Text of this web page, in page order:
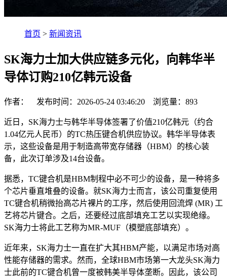
首页 > 新闻资讯
SK海力士加大供应链多元化，向韩华半
导体订购210亿韩元设备
作者： 发布时间：2026-05-24 03:46:20 浏览量： 893
近日，SK海力士与韩华半导体签署了价值210亿韩元（约合
1.04亿元人民币）的TC热压键合机供应协议。韩华半导体表
示，这些设备是用于制造高带宽存储器（HBM）的核心装
备，此次订单涉及14台设备。
据悉，TC键合机是HBM制程中必不可少的设备，是一种将多
个芯片垂直堆叠的设备。就SK海力士而言，该公司重复使用
TC键合机稍微抬高芯片裸片的工序，然后使用回流焊 (MR) 工
艺将芯片键合。之后，还要经过底部填充工艺以实现绝缘。
SK海力士将此工艺称为MR-MUF（模塑底部填充）。
近年来，SK海力士一直在扩大其HBM产能，以满足市场对高
性能存储器的需求。然而，全球HBM市场第一大龙头SK海力
士此前的TC键合机曾一度被韩美半导体垄断。因此，该公司